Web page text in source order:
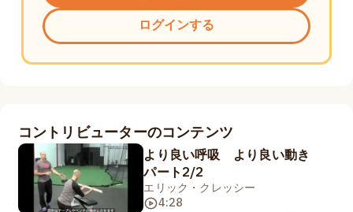
ログインする
コントリビューターのコンテンツ
より良い呼吸 より良い動き
パート2/2
エリック・クレッシー
4:28